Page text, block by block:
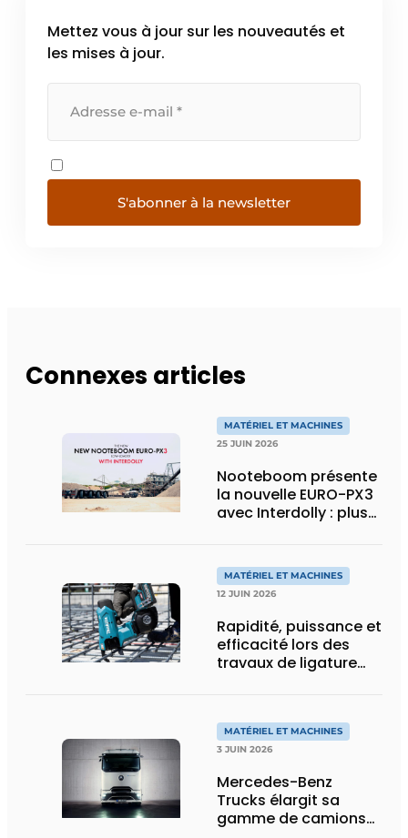
Mettez vous à jour sur les nouveautés et
les mises à jour.
S'abonner à la newsletter
Connexes articles
MATÉRIEL ET MACHINES
25 JUIN 2026
Nooteboom présente
la nouvelle EURO-PX3
avec Interdolly : plus
transport spécial
MATÉRIEL ET MACHINES
12 JUIN 2026
Rapidité, puissance et
efficacité lors des
travaux de ligature
MATÉRIEL ET MACHINES
3 JUIN 2026
Mercedes-Benz
Trucks élargit sa
gamme de camions